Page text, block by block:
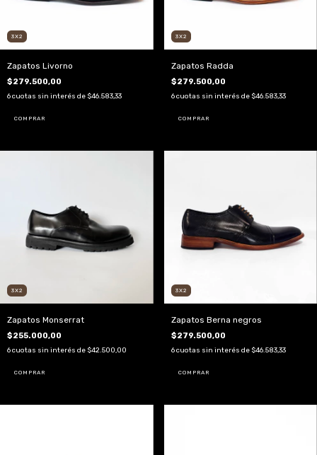
3X2
Zapatos Livorno
$279.500,00
6cuotas sin interés de $46.583,33
COMPRAR
3X2
Zapatos Radda
$279.500,00
6 cuotas sin interés de $46.583,33
COMPRAR
3X2
Zapatos Monserrat
$255.000,00
6cuotas sin interés de $42.500,00
COMPRAR
3X2
Zapatos Berna negros
$279.500,00
6 cuotas sin interés de $46.583,33
COMPRAR